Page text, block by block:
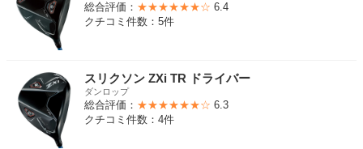
総合評価： ★★★★★★☆ 6.4
クチコミ件数：5件
スリクソン ZXi TR ドライバー
ダンロップ
総合評価： ★★★★★★☆ 6.3
クチコミ件数：4件